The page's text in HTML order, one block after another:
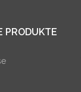
PRODUKTE